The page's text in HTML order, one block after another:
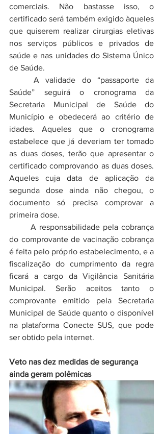
comerciais. Não bastasse isso, o
certificado será também exigido àqueles
que quiserem realizar cirurgias eletivas
nos serviços públicos e privados de
saúde e nas unidades do Sistema Único
de Saúde.
	A validade do “passaporte da
Saúde” seguirá o cronograma da
Secretaria Municipal de Saúde do
Município e obedecerá ao critério de
idades. Aqueles que o cronograma
estabelece que já deveriam ter tomado
as duas doses, terão que apresentar o
certificado comprovando as duas doses.
Aqueles cuja data de aplicação da
segunda dose ainda não chegou, o
documento só precisa comprovar a
primeira dose.
do comprovante de vacinação cobrança
é feita pelo próprio estabelecimento, e a
fiscalização do cumprimento da regra
ficará a cargo da Vigilância Sanitária
Municipal. Serão aceitos tanto o
comprovante emitido pela Secretaria
Municipal de Saúde quanto o disponível
na plataforma Conecte SUS, que pode
ser obtido pela internet.
Veto nas dez medidas de segurança
ainda geram polêmicas